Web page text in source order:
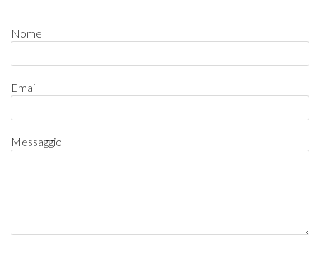
Nome
Email
Messaggio